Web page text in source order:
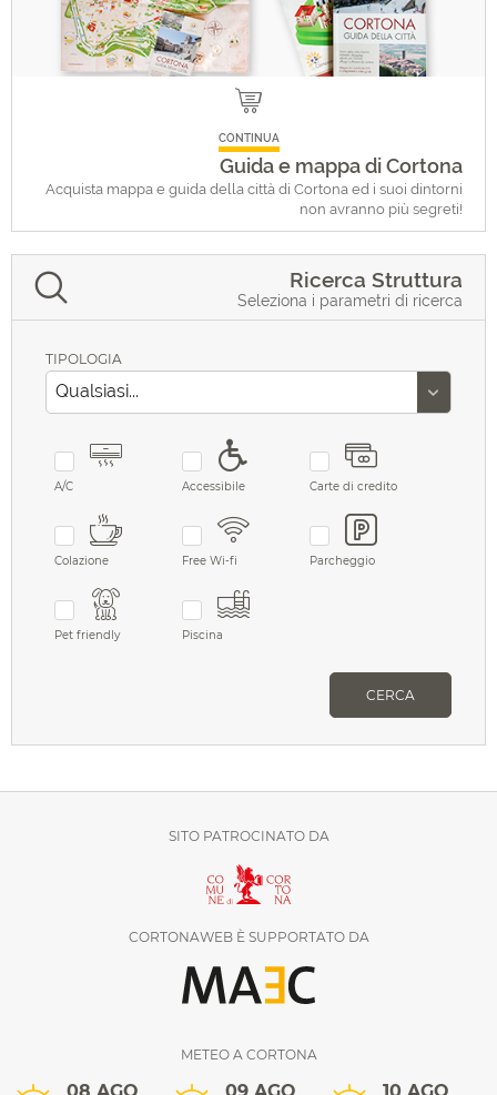
CONTINUA
Guida e mappa di Cortona
Acquista mappa e guida della città di Cortona ed i suoi dintorni
non avranno più segreti!
Ricerca Struttura
Seleziona i parametri di ricerca
TIPOLOGIA
A/C Accessibile Carte di credito
Colazione Free Wi-fi Parcheggio
Pet friendly Piscina
CERCA
SITO PATROCINATO DA
CORTONAWEB È SUPPORTATO DA
METEO A CORTONA